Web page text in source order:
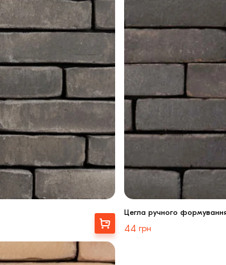
Вибрати
Цегла ручного
44 грн